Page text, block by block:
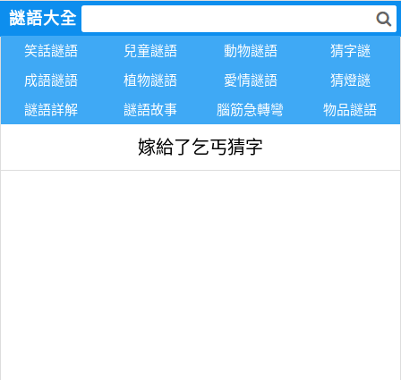
謎語大全
笑話謎語 兒童謎語 動物謎語
猜字謎
成語謎語
植物謎語 愛情謎語
猜燈謎
謎語詳解
謎語故事 腦筋急轉彎 物品謎語
嫁給了乞丐猜字